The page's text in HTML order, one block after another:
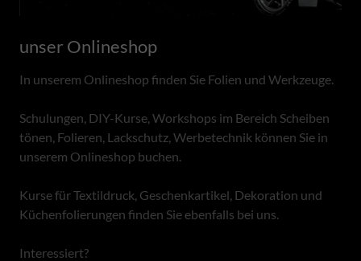
unser Onlineshop
In unserem Onlineshop finden Sie Folien und Werkzeuge.
Schulungen, DIY-Kurse, Workshops im Bereich Scheiben
tönen, Folieren, Lackschutz, Werbetechnik können Sie in
unserem Onlineshop buchen.
Kurse für Textildruck, Geschenkartikel, Dekoration und
Küchenfolierungen finden Sie ebenfalls bei uns.
Interessiert?